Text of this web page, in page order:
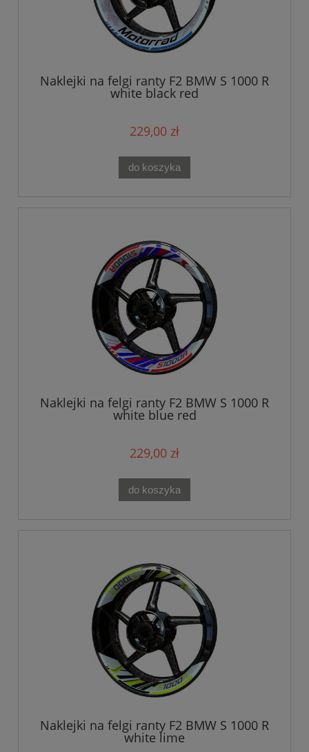
Naklejki na felgi ranty F2 BMW S 1000 R
white black red
229,00 zł
do koszyka
Naklejki na felgi ranty F2 BMW S 1000 R
white blue red
229,00 zł
do koszyka
Naklejki na felgi ranty F2 BMW S 1000 R
white lime